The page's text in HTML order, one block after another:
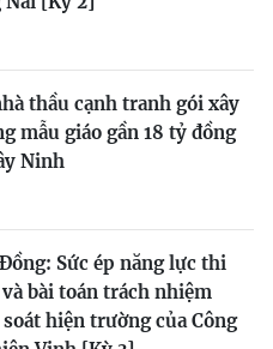
thầu cạnh tranh gói xây
mẫu giáo gần 18 tỷ đồng
Ninh
Sức ép năng lực thi
bài toán trách nhiệm
hiện trường của Công